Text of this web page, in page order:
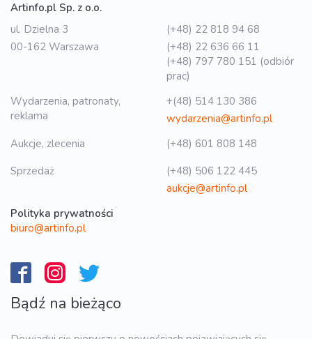
Artinfo.pl Sp. z o.o.
ul. Dzielna 3
00-162 Warszawa
(+48) 22 818 94 68
(+48) 22 636 66 11
(+48) 797 780 151 (odbiór
prac)
Wydarzenia, patronaty,
reklama
+(48) 514 130 386
wydarzenia@artinfo.pl
Aukcje, zlecenia
(+48) 601 808 148
Sprzedaż
(+48) 506 122 445
aukcje@artinfo.pl
Polityka prywatności
biuro@artinfo.pl
Bądź na bieżąco